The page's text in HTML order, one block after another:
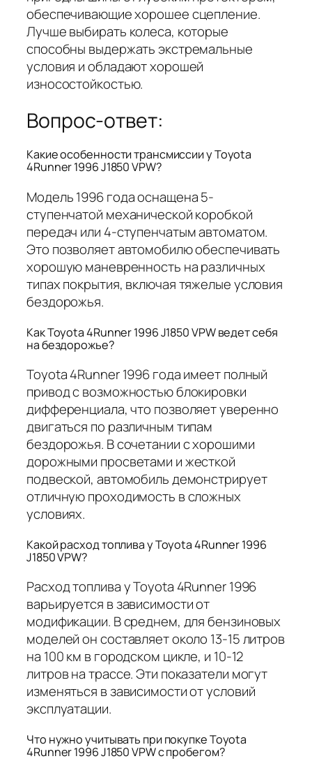
обеспечивающие хорошее сцепление.
Лучше выбирать колеса, которые
способны выдержать экстремальные
условия и обладают хорошей
износостойкостью.
Вопрос-ответ:
Какие особенности трансмиссии у Toyota
4Runner 1996 J1850 VPW?
Модель 1996 года оснащена 5-
ступенчатой механической коробкой
передач или 4-ступенчатым автоматом.
Это позволяет автомобилю обеспечивать
хорошую маневренность на различных
типах покрытия, включая тяжелые условия
бездорожья.
Как Toyota 4Runner 1996 J1850 VPW ведет себя
на бездорожье?
Toyota 4Runner 1996 года имеет полный
привод с возможностью блокировки
дифференциала, что позволяет уверенно
двигаться по различным типам
бездорожья. В сочетании с хорошими
дорожными просветами и жесткой
подвеской, автомобиль демонстрирует
отличную проходимость в сложных
условиях.
Какой расход топлива у Toyota 4Runner 1996
J1850 VPW?
Расход топлива у Toyota 4Runner 1996
варьируется в зависимости от
модификации. В среднем, для бензиновых
моделей он составляет около 13-15 литров
на 100 км в городском цикле, и 10-12
литров на трассе. Эти показатели могут
изменяться в зависимости от условий
эксплуатации.
Что нужно учитывать при покупке Toyota
4Runner 1996 J1850 VPW с пробегом?